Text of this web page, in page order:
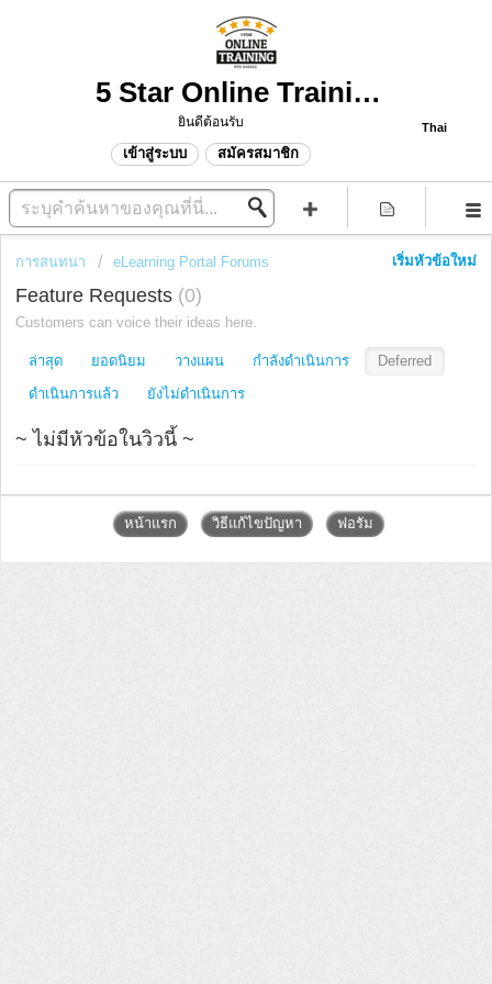
5 Star Online Training Support
Thai
ยินดีต้อนรับ
เข้าสู่ระบบ สมัครสมาชิก
เริ่มหัวข้อใหม่
การสนทนา eLearning Portal Forums
Feature Requests 0
Customers can voice their ideas here.
ล่าสุด ยอดนิยม วางแผน กำลังดำเนินการ
Deferred
ดำเนินการแล้ว
ยังไม่ดำเนินการ
~ ไม่มีหัวข้อในวิวนี้ ~
หน้าแรก วิธีแก้ไขปัญหา ฟอรัม